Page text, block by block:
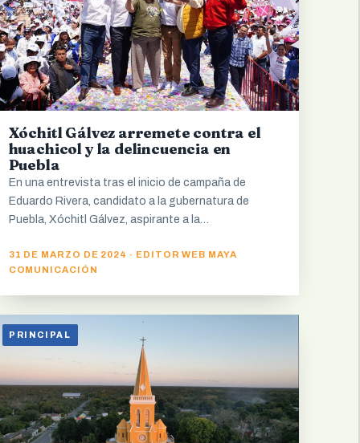
Xóchitl Gálvez arremete contra el
huachicol y la delincuencia en
Puebla
En una entrevista tras el inicio de campaña de
Eduardo Rivera, candidato a la gubernatura de
Puebla, Xóchitl Gálvez, aspirante a la…
31 DE MARZO DE 2024 · EDITOR WEB MAYA
COMUNICACIÓN
PRINCIPAL